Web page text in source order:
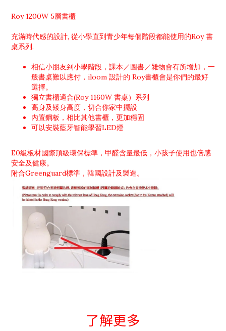
Roy 1200W 5層書櫃
充滿時代感的設計, 從小學直到青少年每個階段都能使用的Roy 書
桌系列.
相信小朋友到小學階段，課本／圖書／雜物會有所增加，一
般書桌難以應付，iloom 設計的 Roy書櫃會是你們的最好
選擇。
獨立書櫃適合(Roy 1160W 書桌）系列
高身及矮身高度，切合你家中擺設
內置鋼板，相比其他書櫃，更加穩固
可以安裝藍牙智能學習LED燈
E0級板材國際頂級環保標準，甲醛含量最低，小孩子使用也倍感
安全及健康。
附合Greenguard標準，韓國設計及製造。
了解更多